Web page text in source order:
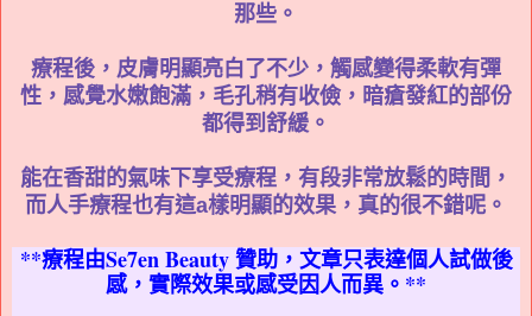
那些。
療程後，皮膚明顯亮白了不少，觸感變得柔軟有彈
性，感覺水嫩飽滿，毛孔稍有收儉，暗瘡發紅的部份
都得到舒緩。
能在香甜的氣味下享受療程，有段非常放鬆的時間，
而人手療程也有這a樣明顯的效果，真的很不錯呢。
**療程由Se7en Beauty 贊助，文章只表達個人試做後
感，實際效果或感受因人而異。**